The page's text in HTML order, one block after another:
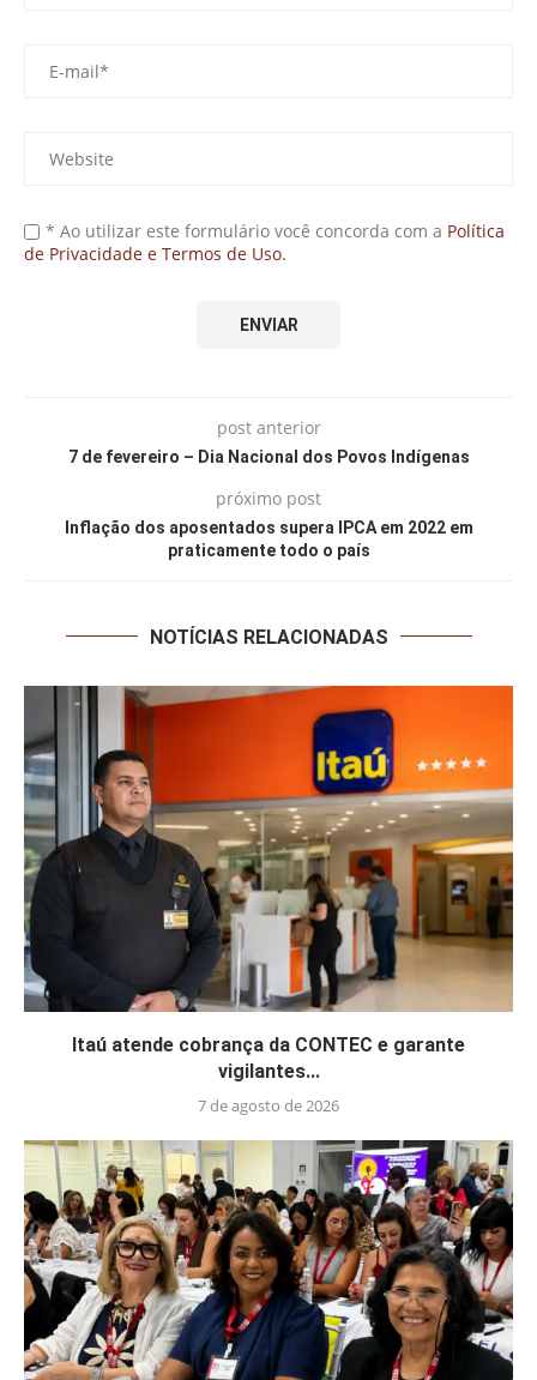
* Ao utilizar este formulário você concorda com a Política
de Privacidade e Termos de Uso.
post anterior
7 de fevereiro – Dia Nacional dos Povos Indígenas
próximo post
Inflação dos aposentados supera IPCA em 2022 em
praticamente todo o país
NOTÍCIAS RELACIONADAS
Itaú atende cobrança da CONTEC e garante
vigilantes...
7 de agosto de 2026